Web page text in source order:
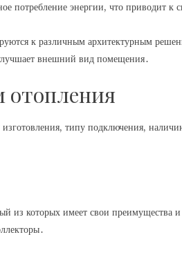
потребление энергии, что приводит к
к различным архитектурным
внешний вид помещения․
отопления
типу подключения,
из которых имеет свои преимущества и